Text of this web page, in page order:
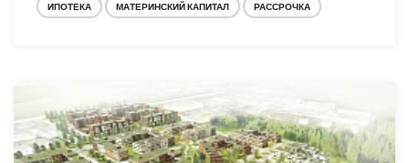
ИПОТЕКА МАТЕРИНСКИЙ КАПИТАЛ РАССРОЧКА